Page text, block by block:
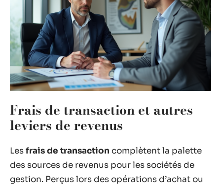
Frais de transaction et autres
leviers de revenus
Lesfrais de transaction complètent la palette
des sources de revenus pour les sociétés de
gestion. Perçus lors des opérations d’achat ou